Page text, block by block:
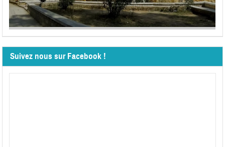
Suivez nous sur Facebook !